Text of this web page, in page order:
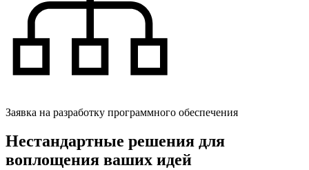
Заявка на разработку программного обеспечения
Нестандартные решения для
воплощения ваших идей